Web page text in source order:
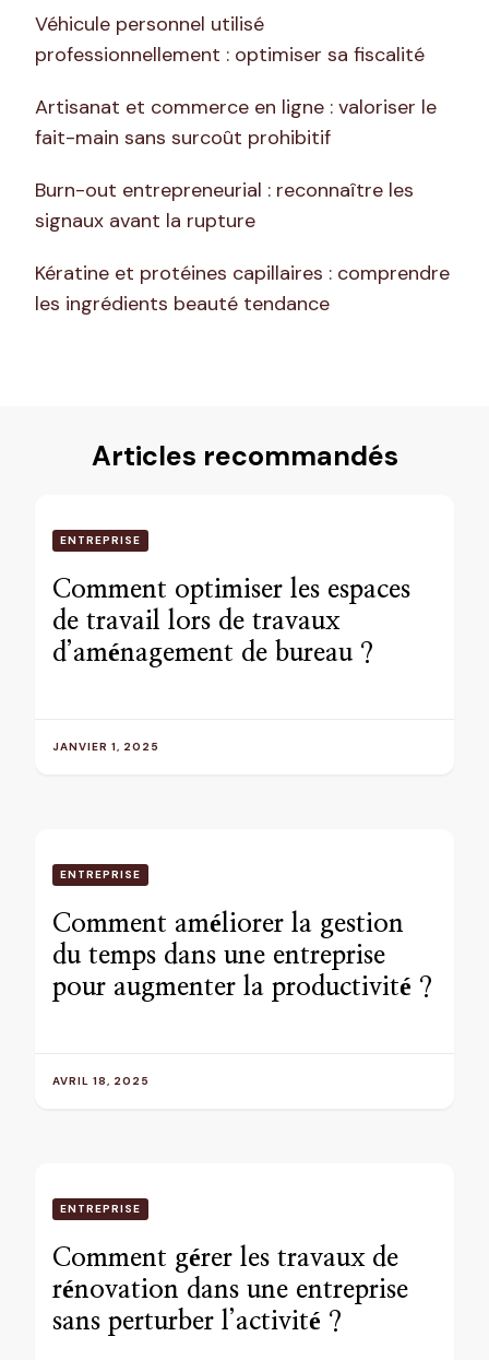
Véhicule personnel utilisé
professionnellement : optimiser sa fiscalité
Artisanat et commerce en ligne : valoriser le
fait-main sans surcoût prohibitif
Burn-out entrepreneurial : reconnaître les
signaux avant la rupture
Kératine et protéines capillaires : comprendre
les ingrédients beauté tendance
Articles recommandés
ENTREPRISE
Comment optimiser les espaces
de travail lors de travaux
d’aménagement de bureau ?
JANVIER 1, 2025
ENTREPRISE
Comment améliorer la gestion
du temps dans une entreprise
pour augmenter la productivité ?
AVRIL 18, 2025
ENTREPRISE
Comment gérer les travaux de
rénovation dans une entreprise
sans perturber l’activité ?